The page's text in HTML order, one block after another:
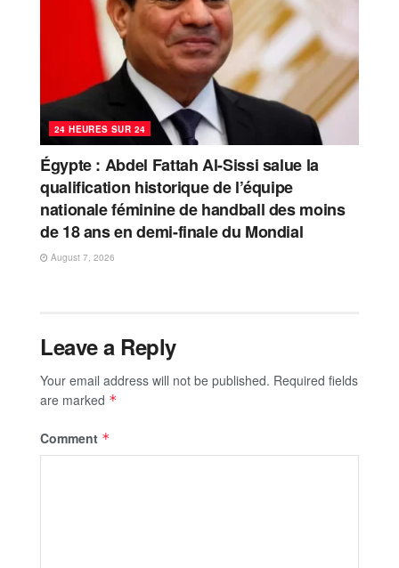
24 HEURES SUR 24
Égypte : Abdel Fattah Al-Sissi salue la
qualification historique de l’équipe
nationale féminine de handball des moins
de 18 ans en demi-finale du Mondial
August 7, 2026
Leave a Reply
Your email address will not be published. Required fields
are marked *
Comment *